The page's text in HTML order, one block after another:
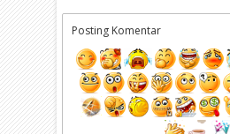
Posting Komentar